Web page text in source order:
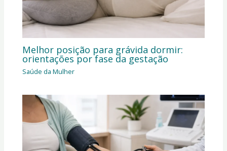
Melhor posição para grávida dormir:
orientações por fase da gestação
Saúde da Mulher